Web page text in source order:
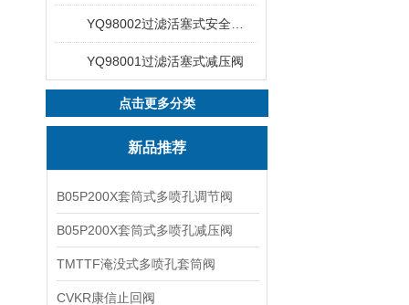
YQ98001过滤活塞式减压阀
点击更多分类
新品推荐
B05P200X套筒式多喷孔调节阀
B05P200X套筒式多喷孔减压阀
TMTTF淹没式多喷孔套筒阀
CVKR康信止回阀